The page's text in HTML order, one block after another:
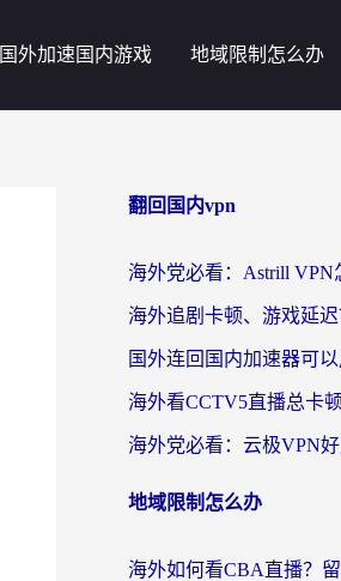
国外加速国内游戏 地域限制怎么办
翻回国内vpn
地域限制怎么办